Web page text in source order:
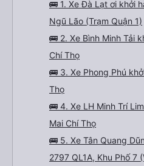
🚌 1. Xe Đà Lạt ơi khởi
Ngũ Lão (Trạm Quận 1)
🚌 2. Xe Bình Minh Tải
Chí Thọ
🚌 3. Xe Phong Phú
Thọ
🚌 4. Xe LH Minh Trí
Mai Chí Thọ
🚌 5. Xe Tân Quang
2797 QL1A, Khu Phố 7